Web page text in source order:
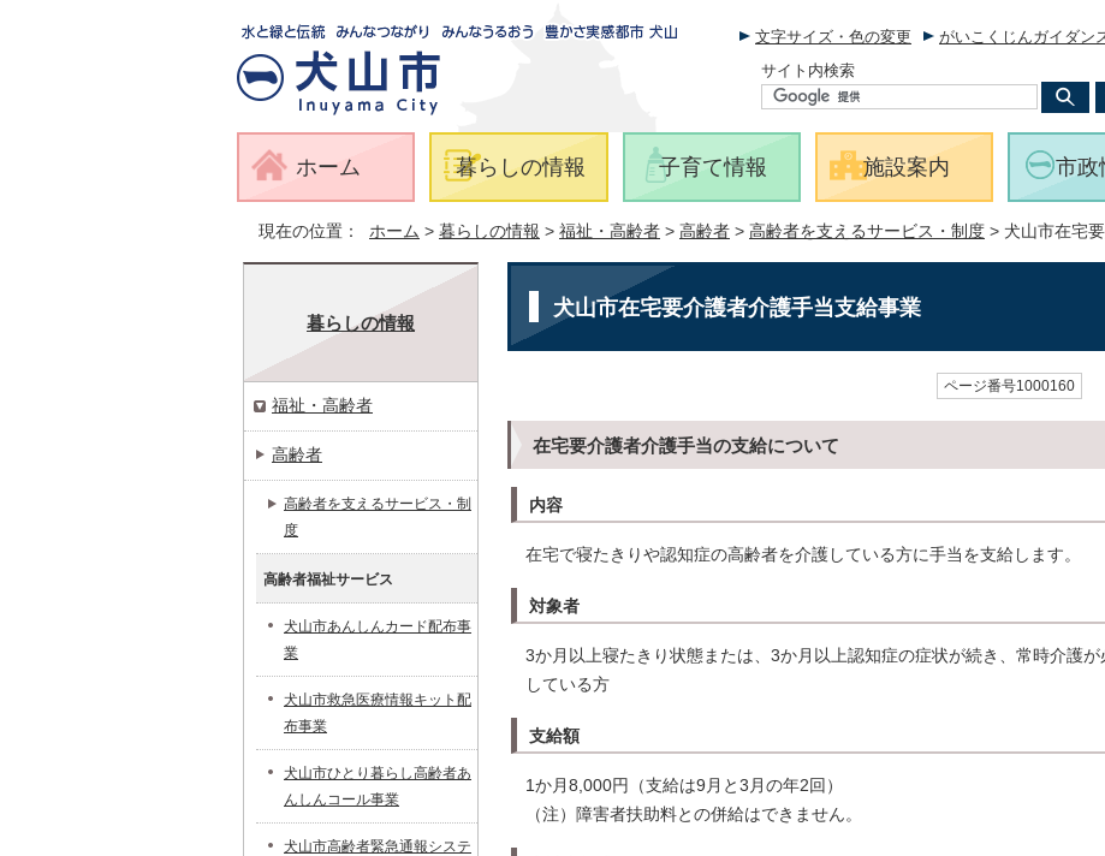
文字サイズ・色の変更 がいこくじんガイダン
サイト内検索
ホーム 暮らしの情報 子育て情報 施設案内 市政
現在の位置： ホーム > 暮らしの情報 > 福祉・高齢者 > 高齢者 > 高齢者を支えるサービス・制度 > 犬山市在宅
犬山市在宅要介護者介護手当支給事業
ページ番号1000160
在宅要介護者介護手当の支給について
内容
在宅で寝たきりや認知症の高齢者を介護している方に手当を支給します。
対象者
3か月以上寝たきり状態または、3か月以上認知症の症状が続き、常時介護
している方
支給額
1か月8,000円（支給は9月と3月の年2回）
（注）障害者扶助料との併給はできません。
暮らしの情報
福祉・高齢者
高齢者
高齢者を支えるサービス・制
度
高齢者福祉サービス
犬山市あんしんカード配布事
業
犬山市救急医療情報キット配
布事業
犬山市ひとり暮らし高齢者あ
んしんコール事業
犬山市高齢者緊急通報システ